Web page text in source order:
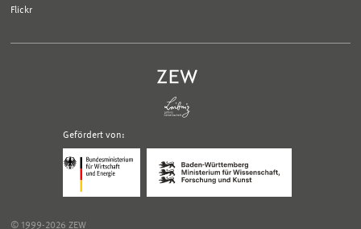
Flickr
Gefördert von:
Bundesministerium
Wirtschaft
Link
Ministerium
© 1999-2026 ZEW